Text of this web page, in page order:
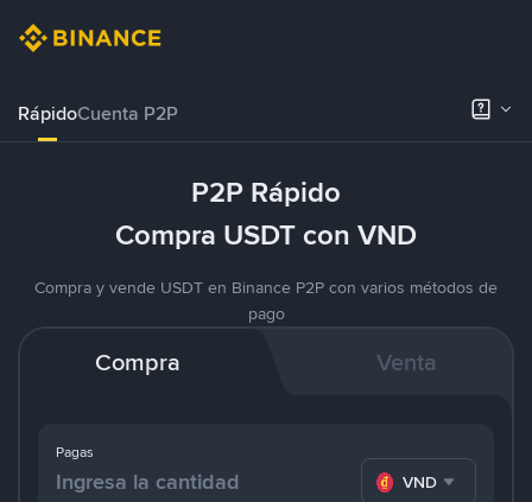
RápidoCuenta P2P
P2P Rápido
Compra USDT con VND
Compra y vende USDT en Binance P2P con varios métodos de
pago
Compra Venta
Pagas
VND